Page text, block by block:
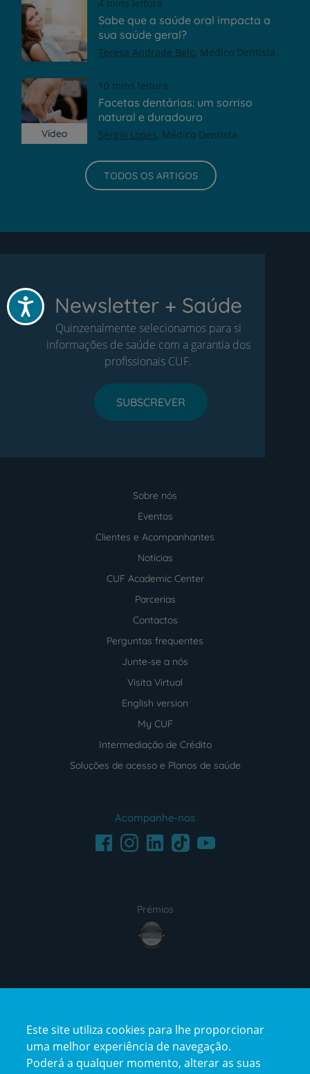
Acessibilidade
4 mins leitura
Sabe que a saúde oral impacta a
sua saúde geral?
Teresa Andrade Belo Médico Dentista
Vídeo
10 mins leitura
Facetas dentárias: um sorriso
natural e duradouro
Sérgio Lopes Médico Dentista
TODOS OS ARTIGOS
Newsletter + Saúde
Quinzenalmente selecionamos para si
informações de saúde com a garantia dos
profissionais CUF.
SUBSCREVER
Sobre nós
Eventos
Clientes e Acompanhantes
Notícias
CUF Academic Center
Parcerias
Contactos
Perguntas frequentes
Junte-se a nós
Visita Virtual
English version
My CUF
Intermediação de Crédito
Soluções de acesso e Planos de saúde
Acompanhe-nos
FacebookInstagramLinkedInTikTokYoutube
Prémios
award4
certification2certification3
Este site utiliza cookies para lhe proporcionar
uma melhor experiência de navegação.
Poderá a qualquer momento, alterar as suas